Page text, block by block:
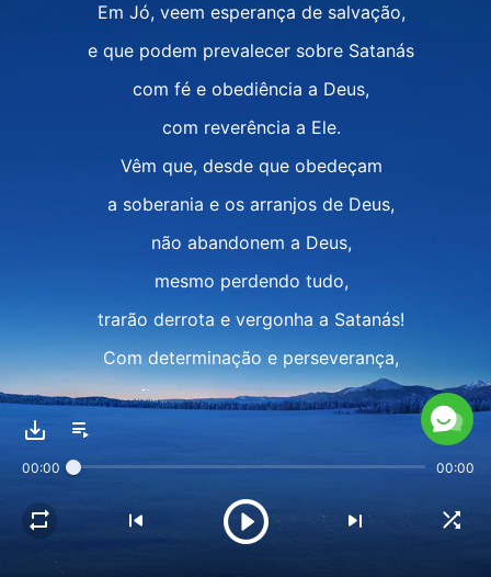
Em Jó, veem esperança de salvação,
e que podem prevalecer sobre Satanás
com fé e obediência a Deus,
com reverência a Ele.
Vêm que, desde que obedeçam
a soberania e os arranjos de Deus,
não abandonem a Deus,
mesmo perdendo tudo,
trarão derrota e vergonha a Satanás!
Com determinação e perseverança,
firmes em seu testemunho,
Satanás correrá intimidado.
O testemunho de Jó é
um aviso a futuras gerações:
00:00 00:00